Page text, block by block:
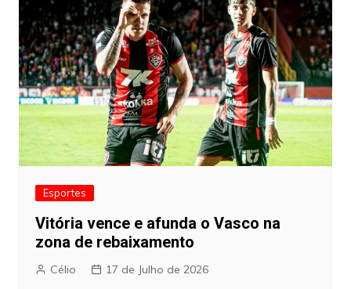
Esportes
Vitória vence e afunda o Vasco na
zona de rebaixamento
Célio 17 de Julho de 2026